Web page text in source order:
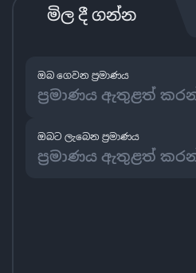
මිල දී ගන්න
ඔබ ගෙවන ප්‍රමාණය
ඔබට ලැබෙන ප්‍රමාණය